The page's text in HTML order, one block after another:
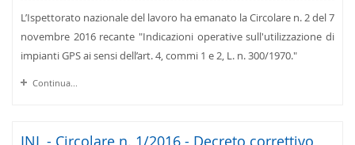
L’Ispettorato nazionale del lavoro ha emanato la Circolare n. 2 del 7
novembre 2016 recante "Indicazioni operative sull'utilizzazione di
impianti GPS ai sensi dell’art. 4, commi 1 e 2, L. n. 300/1970."
Continua...